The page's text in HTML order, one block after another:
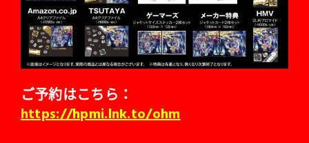
ご予約はこちら：
https://hpmi.lnk.to/ohm